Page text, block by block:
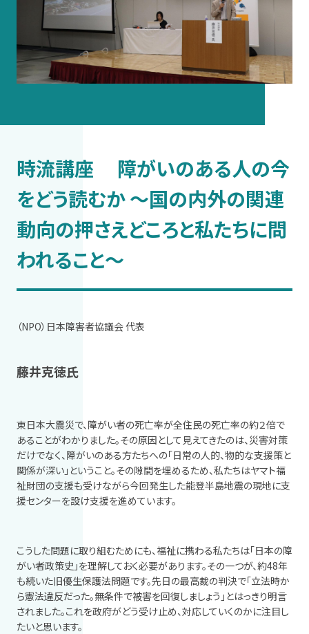
時流講座 障がいのある人の今
をどう読むか 〜国の内外の関連
動向の押さえどころと私たちに問
われること〜
（NPO）日本障害者協議会 代表
藤井克徳氏
東日本大震災で、障がい者の死亡率が全住民の死亡率の約２倍で
あることがわかりました。その原因として見えてきたのは、災害対策
だけでなく、障がいのある方たちへの「日常の人的、物的な支援策と
関係が深い」ということ。その隙間を埋めるため、私たちはヤマト福
祉財団の支援も受けながら今回発生した能登半島地震の現地に支
援センターを設け支援を進めています。
こうした問題に取り組むためにも、福祉に携わる私たちは「日本の障
がい者政策史」を理解しておく必要があります。その一つが、約48年
も続いた旧優生保護法問題です。先日の最高裁の判決で「立法時か
ら憲法違反だった。無条件で被害を回復しましょう」とはっきり明言
されました。これを政府がどう受け止め、対応していくのかに注目し
たいと思います。